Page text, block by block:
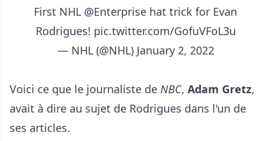
First NHL @Enterprise hat trick for Evan
Rodrigues! pic.twitter.com/GofuVFoL3u
— NHL (@NHL) January 2, 2022
Voici ce que le journaliste de NBC, Adam Gretz,
avait à dire au sujet de Rodrigues dans l'un de
ses articles.